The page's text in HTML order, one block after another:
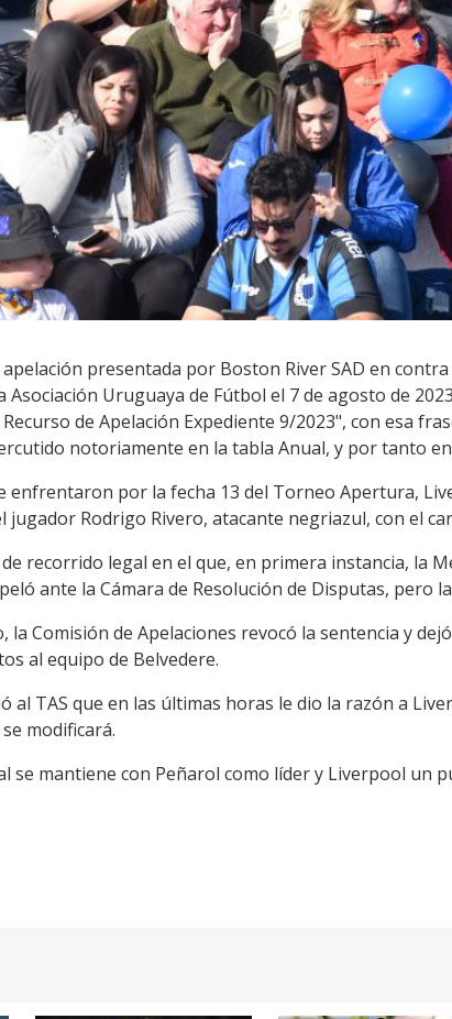
presentada por Boston River SAD en
Asociación Uruguaya de Fútbol el 7 de agosto de
de Apelación Expediente 9/2023", con esa
notoriamente en la tabla Anual, y por tanto
enfrentaron por la fecha 13 del Torneo Apertura,
Rodrigo Rivero, atacante negriazul, con el
recorrido legal en el que, en primera instancia, la
ante la Cámara de Resolución de Disputas, pero
Comisión de Apelaciones revocó la sentencia y
al equipo de Belvedere.
al TAS que en las últimas horas le dio la razón a
modificará.
se mantiene con Peñarol como líder y Liverpool un